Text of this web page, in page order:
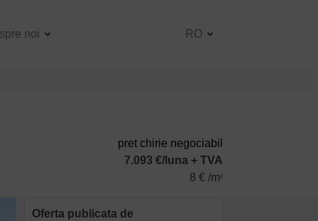
noi RO
pret chirie negociabil
7.093 €/luna + TVA
8 € /m2
Oferta publicata de